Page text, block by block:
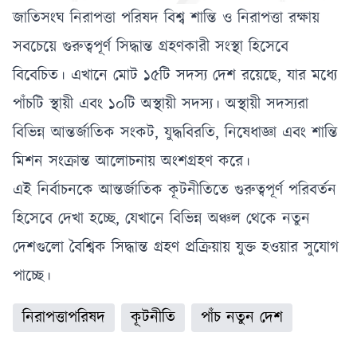
জাতিসংঘ নিরাপত্তা পরিষদ বিশ্ব শান্তি ও নিরাপত্তা রক্ষায়
সবচেয়ে গুরুত্বপূর্ণ সিদ্ধান্ত গ্রহণকারী সংস্থা হিসেবে
বিবেচিত। এখানে মোট ১৫টি সদস্য দেশ রয়েছে, যার মধ্যে
পাঁচটি স্থায়ী এবং ১০টি অস্থায়ী সদস্য। অস্থায়ী সদস্যরা
বিভিন্ন আন্তর্জাতিক সংকট, যুদ্ধবিরতি, নিষেধাজ্ঞা এবং শান্তি
মিশন সংক্রান্ত আলোচনায় অংশগ্রহণ করে।
এই নির্বাচনকে আন্তর্জাতিক কূটনীতিতে গুরুত্বপূর্ণ পরিবর্তন
হিসেবে দেখা হচ্ছে, যেখানে বিভিন্ন অঞ্চল থেকে নতুন
দেশগুলো বৈশ্বিক সিদ্ধান্ত গ্রহণ প্রক্রিয়ায় যুক্ত হওয়ার সুযোগ
পাচ্ছে।
নিরাপত্তাপরিষদ
কূটনীতি পাঁচ নতুন দেশ